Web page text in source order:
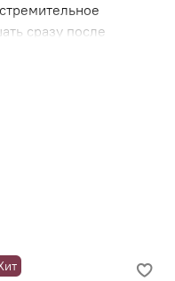
сразу после
нет
удалось
нейтральный,